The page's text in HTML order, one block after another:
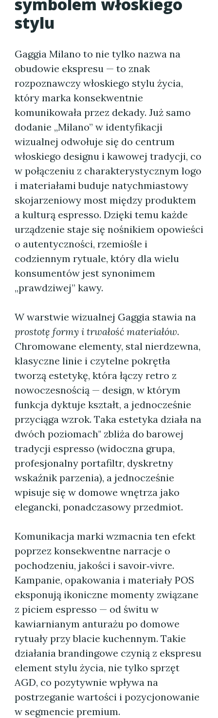
stylu
Gaggia Milano to nie tylko nazwa na
obudowie ekspresu — to znak
rozpoznawczy włoskiego stylu życia,
który marka konsekwentnie
komunikowała przez dekady. Już samo
dodanie „Milano” w identyfikacji
wizualnej odwołuje się do centrum
włoskiego designu i kawowej tradycji, co
w połączeniu z charakterystycznym logo
i materiałami buduje natychmiastowy
skojarzeniowy most między produktem
a kulturą espresso. Dzięki temu każde
urządzenie staje się nośnikiem opowieści
o autentyczności, rzemiośle i
codziennym rytuale, który dla wielu
konsumentów jest synonimem
„prawdziwej” kawy.
W warstwie wizualnej Gaggia stawia na
prostotę formy i trwałość materiałów.
Chromowane elementy, stal nierdzewna,
klasyczne linie i czytelne pokrętła
tworzą estetykę, która łączy retro z
nowoczesnością — design, w którym
funkcja dyktuje kształt, a jednocześnie
przyciąga wzrok. Taka estetyka działa na
dwóch poziomach" zbliża do barowej
tradycji espresso (widoczna grupa,
profesjonalny portafiltr, dyskretny
wskaźnik parzenia), a jednocześnie
wpisuje się w domowe wnętrza jako
elegancki, ponadczasowy przedmiot.
Komunikacja marki wzmacnia ten efekt
poprzez konsekwentne narracje o
pochodzeniu, jakości i savoir‑vivre.
Kampanie, opakowania i materiały POS
eksponują ikoniczne momenty związane
z piciem espresso — od świtu w
kawiarnianym anturażu po domowe
rytuały przy blacie kuchennym. Takie
działania brandingowe czynią z ekspresu
element stylu życia, nie tylko sprzęt
AGD, co pozytywnie wpływa na
postrzeganie wartości i pozycjonowanie
w segmencie premium.